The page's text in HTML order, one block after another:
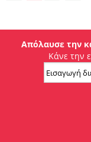
Απόλαυσε την
Κάνε την